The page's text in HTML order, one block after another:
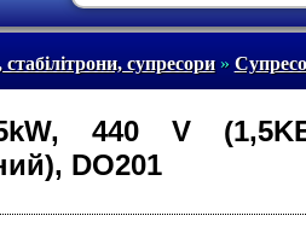
стабілітрони, супресори»
440 V
DO201